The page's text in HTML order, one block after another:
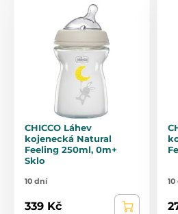
CHICCO Láhev
kojenecká Natural
Feeling 250ml, 0m+
Sklo
10 dní
339 Kč